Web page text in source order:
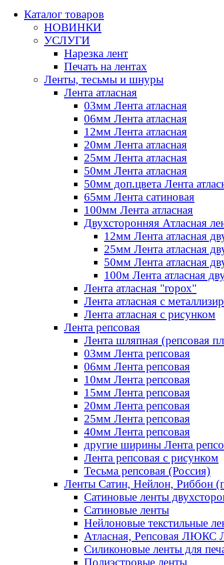
Каталог товаров
НОВИНКИ
УСЛУГИ
Нарезка лент
Печать на лентах
Ленты, тесьмы и шнуры
Лента атласная
03мм Лента атласная
06мм Лента атласная
12мм Лента атласная
20мм Лента атласная
25мм Лента атласная
50мм Лента атласная
50мм доп.цвета Лента
65мм Лента сатиновая
100мм Лента атласная
Двухсторонняя Атласная
12мм Лента атласная
25мм Лента атласная
50мм Лента атласная
100м Лента атласная
Лента атласная "горох"
Лента атласная с
Лента атласная с рисунком
Лента репсовая
Лента шляпная (репсовая
03мм Лента репсовая
06мм Лента репсовая
10мм Лента репсовая
15мм Лента репсовая
20мм Лента репсовая
25мм Лента репсовая
40мм Лента репсовая
другие ширины Лента
Лента репсовая с рисунком
Тесьма репсовая (Россия)
Ленты Сатин, Нейлон, Риббон
Сатиновые ленты
Сатиновые ленты
Нейлоновые текстильные
Атласная, Репсовая ЛЮКС
Силиконовые ленты для
Полиэстровые ленты